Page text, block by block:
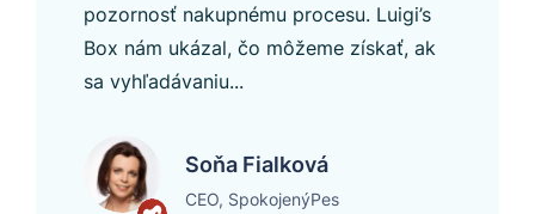
pozornosť nakupnému procesu. Luigi’s
Box nám ukázal, čo môžeme získať, ak
sa vyhľadávaniu...
Soňa Fialková
CEO, SpokojenýPes